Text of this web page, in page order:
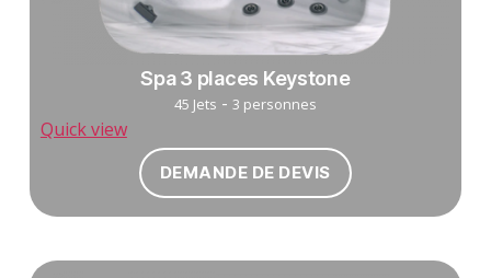
Spa 3 places Keystone
45 Jets - 3 personnes
Quick view
DEMANDE DE DEVIS